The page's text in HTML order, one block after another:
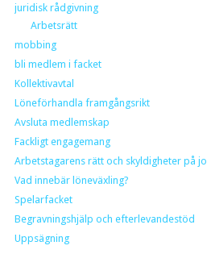
juridisk rådgivning
Arbetsrätt
mobbing
bli medlem i facket
Kollektivavtal
Löneförhandla framgångsrikt
Avsluta medlemskap
Fackligt engagemang
Arbetstagarens rätt och skyldigheter på
Vad innebär löneväxling?
Spelarfacket
Begravningshjälp och efterlevandestöd
Uppsägning